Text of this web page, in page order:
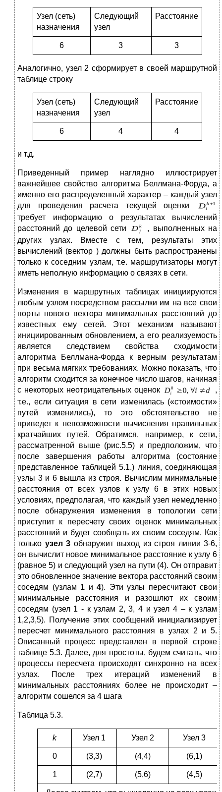
Узел (сеть)
назначения
Следующий
узел
Расстояние
6 3 3
Аналогично, узел 2 сформирует в своей маршрутной
таблице строку
Узел (сеть)
назначения
Следующий
узел
Расстояние
6 4 4
и т.д.
Приведенный пример наглядно иллюстрирует
важнейшее свойство алгоритма Беллмана-Форда, а
именно его распределенный характер – каждый узел
для проведения расчета текущей оценки
требует информацию о результатах вычислений
расстояний до целевой сети
, выполненных на
других узлах. Вместе с тем, результаты этих
вычислений (вектор ) должны быть распространены
только к соседним узлам, т.е. маршрутизаторы могут
иметь неполную информацию о связях в сети.
Изменения в маршрутных таблицах инициируются
любым узлом посредством рассылки им на все свои
порты нового вектора минимальных расстояний до
известных ему сетей. Этот механизм называют
инициированным обновлением, а его реализуемость
является следствием свойства сходимости
алгоритма Беллмана-Форда к верным результатам
при весьма мягких требованиях. Можно показать, что
алгоритм сходится за конечное число шагов, начиная
с некоторых неотрицательных оценок
,
т.е., если ситуация в сети изменилась («стоимости»
путей изменились), то это обстоятельство не
приведет к невозможности вычисления правильных
кратчайших путей. Обратимся, например, к сети,
рассматренной выше (рис.5.5) и предположим, что
после завершения работы алгоритма (состояние
представленное таблицей 5.1.) линия, соединяющая
узлы 3 и 6 вышла из строя. Вычислим минимальные
расстояния от всех узлов к узлу 6 в этих новых
условиях, предполагая, что каждый узел немедленно
после обнаружения изменения в топологии сети
приступит к пересчету своих оценок минимальных
расстояний и будет сообщать их своим соседям. Как
только узел 3 обнаружит выход из строя линии 3-6,
он вычислит новое минимальное расстояние к узлу 6
(равное 5) и следующий узел на пути (4). Он отправит
это обновленное значение вектора расстояний своим
соседям (узлам 1 и 4). Эти узлы пересчитают свои
минимальные расстояния и разошлют их своим
соседям (узел 1 - к узлам 2, 3, 4 и узел 4 – к узлам
1,2,3,5). Получение этих сообщений инициализирует
пересчет минимального расстояния в узлах 2 и 5.
Описанный процесс представлен в первой строке
таблице 5.3. Далее, для простоты, будем считать, что
процессы пересчета происходят синхронно на всех
узлах. После трех итераций изменений в
минимальных расстояниях более не происходит –
алгоритм сошелся за 4 шага
Таблица 5.3.
k Узел 1 Узел 2 Узел 3
0 (3,3) (4,4) (6,1)
1 (2,7) (5,6) (4,5)